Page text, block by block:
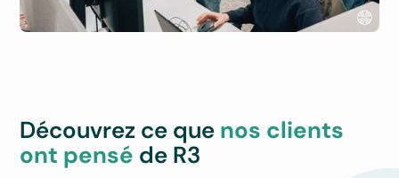
Découvrez ce que nos clients
ont pensé de R3